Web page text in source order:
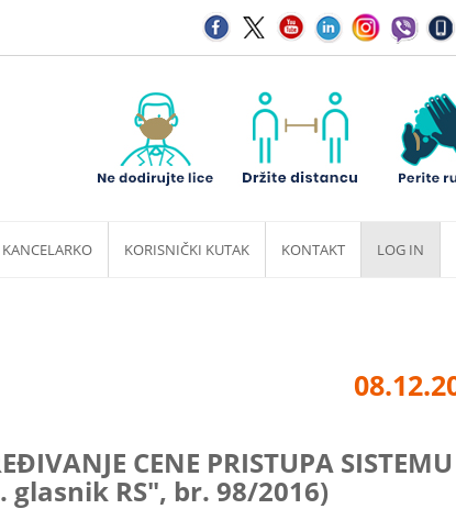
KANCELARKO KORISNIČKI KUTAK KONTAKT LOG IN
CENE PRISTUPA
glasnik RS", br. 98/2016)